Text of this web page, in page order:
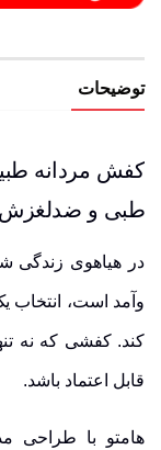
توضیحات
طبی و ضدلغزش
در هیاهوی زندگی
وآمد است، انتخاب
کند. کفشی که نه
قابل اعتماد باشد.
هامتو با طراحی